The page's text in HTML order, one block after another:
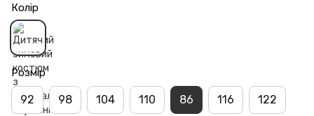
Колір
Розмір
92 98 104 110 86 116 122